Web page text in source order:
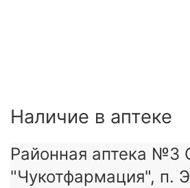
Наличие в аптеке
Районная аптека №3
"Чукотфармация", п.